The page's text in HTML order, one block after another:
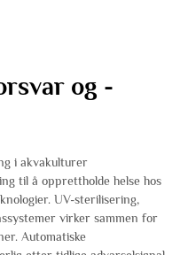
og -
i akvakulturer
til å opprettholde helse hos
UV-sterilisering,
virker sammen for
Automatiske